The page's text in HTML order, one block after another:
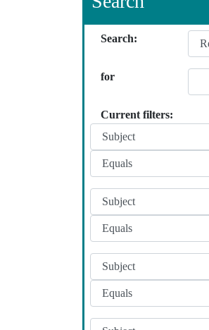
Search:
for
Current filters: